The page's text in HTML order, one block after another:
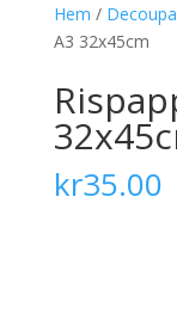
Hem /
A3 32x45cm
kr35.00